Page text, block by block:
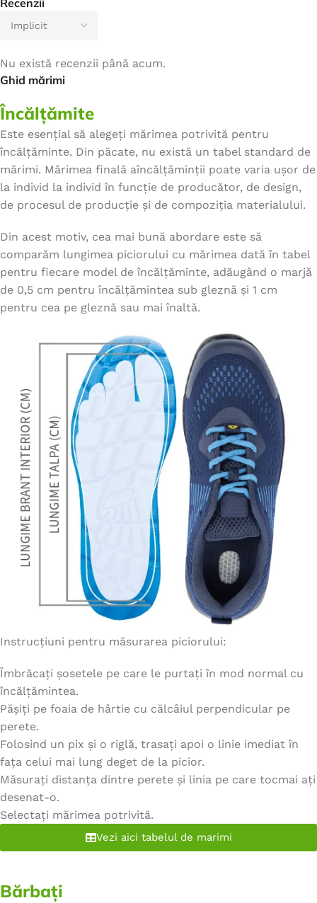
Nu există recenzii până acum.
Ghid mărimi
Încălțămite
Este esențial să alegeți mărimea potrivită pentru
încălțăminte. Din păcate, nu există un tabel standard de
mărimi. Mărimea finală aîncălțăminții poate varia ușor de
la individ la individ în funcție de producător, de design,
de procesul de producție și de compoziția materialului.
Din acest motiv, cea mai bună abordare este să
comparăm lungimea piciorului cu mărimea dată în tabel
pentru fiecare model de încălțăminte, adăugând o marjă
de 0,5 cm pentru încălțămintea sub gleznă și 1 cm
pentru cea pe gleznă sau mai înaltă.
Instrucțiuni pentru măsurarea piciorului:
Îmbrăcați șosetele pe care le purtați în mod normal cu
încălțămintea.
Pășiți pe foaia de hârtie cu călcâiul perpendicular pe
perete.
Folosind un pix și o riglă, trasați apoi o linie imediat în
fața celui mai lung deget de la picior.
Măsurați distanța dintre perete și linia pe care tocmai ați
desenat-o.
Selectați mărimea potrivită.
Vezi aici tabelul de marimi
Bărbați